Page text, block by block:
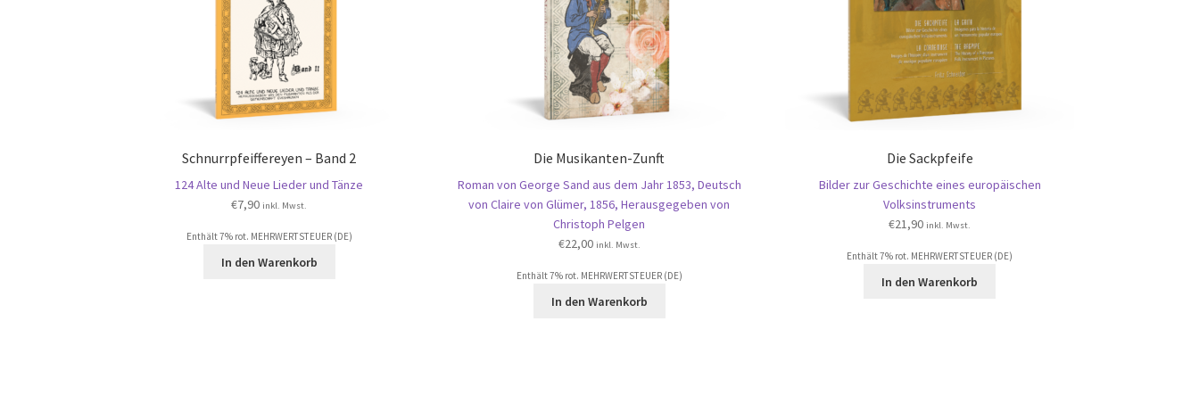
Schnurrpfeiffereyen – Band 2
124 Alte und Neue Lieder und Tänze
€7,90 inkl. Mwst.
Enthält 7% rot. MEHRWERTSTEUER (DE)
In den Warenkorb
Die Musikanten-Zunft
Roman von George Sand aus dem Jahr 1853, Deutsch
von Claire von Glümer, 1856, Herausgegeben von
Christoph Pelgen
€22,00 inkl. Mwst.
Enthält 7% rot. MEHRWERTSTEUER (DE)
In den Warenkorb
Die Sackpfeife
Bilder zur Geschichte eines europäischen
Volksinstruments
€21,90 inkl. Mwst.
Enthält 7% rot. MEHRWERTSTEUER (DE)
In den Warenkorb